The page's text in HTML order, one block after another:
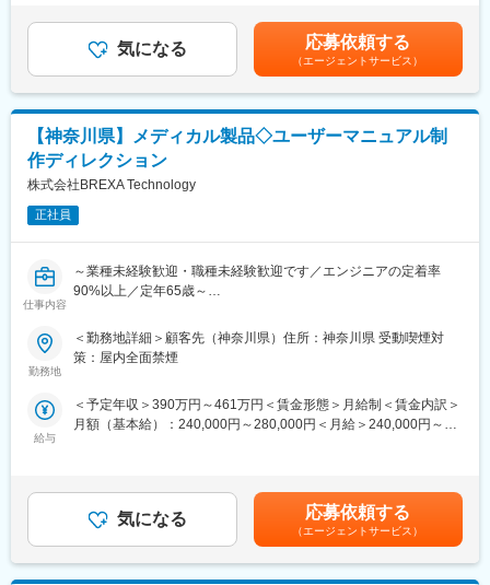
アを形成し、可能性を広げることが可能です。シフトしたことに
よって上がった派遣料金が一定基準を超えた場合、給与に還元し
ております。
変更の範囲：会社の定める業務
※図研CAD製品も別途習得予定
・電気設計や生産技術とのやりとりによりライブラリ登録内容
（シンボル、フットプリント）を調整／精査、必要に応じて改善
提案
※欧州設計者とのやりとりも発生する場合あり
・業務習得後、ライブラリ登録内容の承認
■英語使用について：
・安定した経営基盤 ：1兆円規模パーソルグルー
プ
案件／大手メーカー就業比率85％／請負比率4割以上
・先端技術にチャレンジ可能 ：官公庁の開発支援や大学、
・尖った技術力 ：商用車メーカーの開発部門からスタート。現在
自社開発拠点全国6拠点展開（＝オフサイト請負開発拠点）
・安心して働ける環境 ：平均案件配属期間5～6
年、平均残業時間19.3h／有給取得率80.3％／産休育休取得率
100％(男性育休実績有)
・多様な研修・教育プログラム ：講師が話す670講座／一
人学習260講座／各技術部・課内の勉強会500回
歳 ～570万35歳 ～690万40歳 ～760万45歳 ～870万賃金は
あくまでも目安の金額であり、選考を通じて上下する可能性があ
ります。月給(月額)は固定手当を含めた表記です。
気になる 応募依頼する
（エージェントサービス）
【神奈川県】メディカル製品◇ユーザーマニュアル制
作ディレクション
株式会社BREXA Technology
正社員
仕事内容
～業種未経験歓迎・職種未経験歓迎です／エンジニアの定着率
90%以上／定年65歳～
◆職務概要：
医療機器の取扱説明書制作におけるディレクション業務および取
◆職務詳細：
入社後は、メディカル製品のユーザーマニュアル制作に関するデ
・スケジュール立案、進行管理
・コスト評価、紙面反映作業
・指示原稿の作成、読み合わせ、回覧対応
・英語・多言語マニュアル制作の指示、校正対応
勤務地
＜勤務地詳細＞顧客先（神奈川県）住所：神奈川県 受動喫煙対
策：屋内全面禁煙
給与
＜予定年収＞390万円～461万円＜賃金形態＞月給制＜賃金内訳＞
月額（基本給）：240,000円～280,000円＜月給＞240,000円～
考を通じて上下する可能性があります。月給(月額)は固定手当を含
めた表記です。
気になる 応募依頼する
（エージェントサービス）